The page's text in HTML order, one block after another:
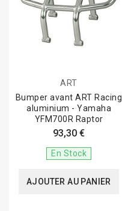
ART
Bumper avant ART Racing
aluminium - Yamaha
YFM700R Raptor
93,30 €
En Stock
AJOUTER AU PANIER